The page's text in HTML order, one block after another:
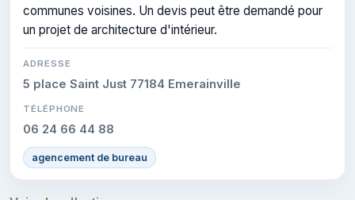
communes voisines. Un devis peut être demandé pour
un projet de architecture d'intérieur.
ADRESSE
5 place Saint Just 77184 Emerainville
TÉLÉPHONE
06 24 66 44 88
agencement de bureau